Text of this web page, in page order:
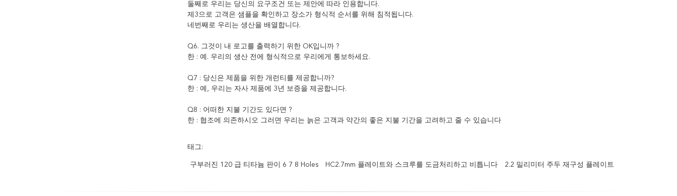
둘째로 우리는 당신의 요구조건 또는 제안에 따라 인용합니다.
제3으로 고객은 샘플을 확인하고 장소가 형식적 순서를 위해 침적됩니다.
네번째로 우리는 생산을 배열합니다.
Q6. 그것이 내 로고를 출력하기 위한 OK입니까 ?
한 : 예. 우리의 생산 전에 형식적으로 우리에게 통보하세요.
Q7 : 당신은 제품을 위한 개런티를 제공합니까?
한 : 예, 우리는 자사 제품에 3년 보증을 제공합니다.
Q8 : 어떠한 지불 기간도 있다면 ?
한 : 협조에 의존하시오 그러면 우리는 늙은 고객과 약간의 좋은 지불 기간을 고려하고 줄 수 있습니다
태그:
구부러진 120 급 티타늄 판이 6 7 8 Holes HC2.7mm 플레이트와 스크루를 도금처리하고 비틉니다 2.2 밀리미터 주두 재구성 플레이트